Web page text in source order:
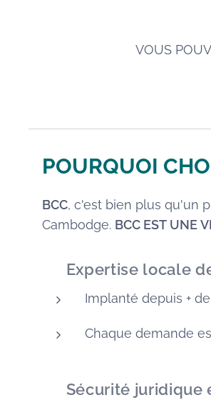
VOUS
POURQUOI
BCC, c'est bien plus qu'un
Cambodge. BCC EST UNE
Expertise locale
Implanté depuis +
Chaque demande
Sécurité juridique